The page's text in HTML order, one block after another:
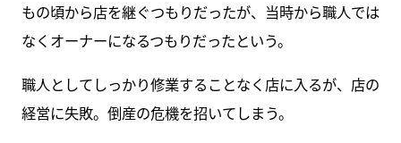
もの頃から店を継ぐつもりだったが、当時から職人では
なくオーナーになるつもりだったという。
職人としてしっかり修業することなく店に入るが、店の
経営に失敗。倒産の危機を招いてしまう。